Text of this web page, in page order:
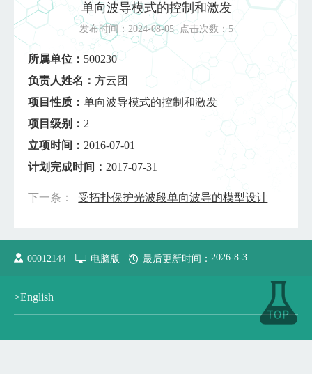
单向波导模式的控制和激发
发布时间： 2024-08-05点击次数： 5
所属单位： 500230
负责人姓名： 方云团
项目性质： 单向波导模式的控制和激发
项目级别： 2
立项时间： 2016-07-01
计划完成时间： 2017-07-31
下一条： 受拓扑保护光波段单向波导的模型设计
00012144 电脑版 最后更新时间： 2026-8-3
>English